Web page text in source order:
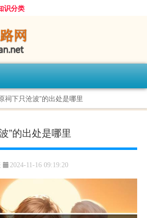
识分类
祠下只沧波”的出处是哪里
”的出处是哪里
2024-11-16 09:19:20